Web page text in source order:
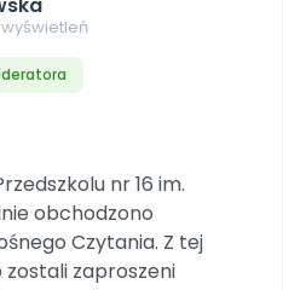
zestawy
wyświetleń
nr 16 im.
obchodzono
Czytania. Z tej
zaproszeni